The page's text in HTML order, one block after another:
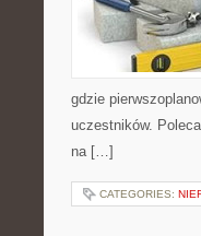
gdzie
uczestników.
na […]
CATEGORIES: